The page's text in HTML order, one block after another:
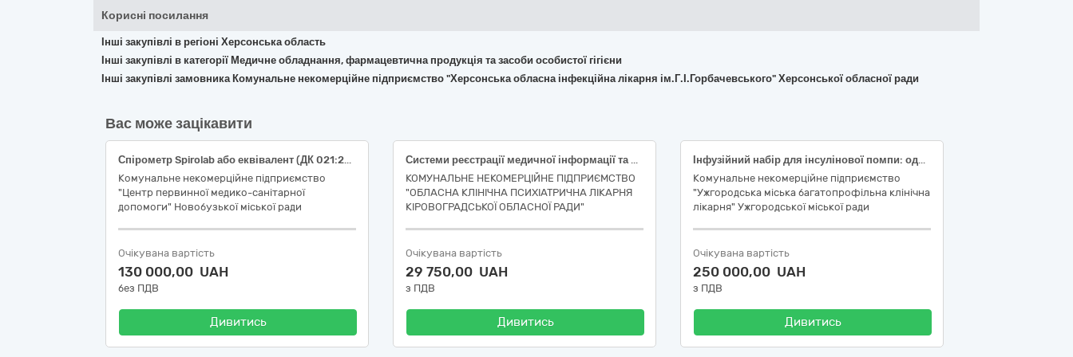
Корисні посилання
Інші закупівлі в регіоні Херсонська область
Інші закупівлі в категорії Медичне обладнання, фармацевтична продукція та засоби особистої гігієни
Інші закупівлі замовника Комунальне некомерційне підприємство "Херсонська обласна інфекційна лікарня ім.Г.І.Горбачевського" Херсонської обласної ради
Вас може зацікавити
Спірометр Spirolab або еквівалент (ДК 021:2015: 33120000-7 «Системи реєстрації медичної інформації та дослідне обладнання»)
Комунальне некомерційне підприємство
"Центр первинної медико-санітарної
допомоги" Новобузької міської ради
Очікувана вартість
130 000,00 UAH
без ПДВ
Дивитись
Системи реєстрації медичної інформації та дослідне обладнання (швидкі тести на наркотики (код НК 031:2024 — W0102160599 Препарати, які викликають залежність/токсикологія швидкі тести і тести на місці – інше; код НК 024:2023 — 42695 Реагент для визначення бупренорфіну, IVD (діагностика in vitro), 46994 Множинні наркотики IVD (діагностика in vitro), набір, імунохроматографічний аналіз, експрес-аналіз)
КОМУНАЛЬНЕ НЕКОМЕРЦІЙНЕ ПІДПРИЄМСТВО
"ОБЛАСНА КЛІНІЧНА ПСИХІАТРИЧНА ЛІКАРНЯ
КІРОВОГРАДСЬКОЇ ОБЛАСНОЇ РАДИ"
Очікувана вартість
29 750,00 UAH
з ПДВ
Дивитись
Інфузійний набір для інсулінової помпи: одноразовий, стерильний, апірогенний, канюля тефлонова 6 мм, кут введення 90°, катетер 60 см, сумісний із резервуаром MiniMed, Medtronic, використовується з пристроєм Quick-serter; Резервуар до інсулінової помпи: одноразовий, стерильний, апірогенний, пластиковий ударостійкий, об’ємом 3 мл, призначений для введення інсуліну, сумісний з інсуліновими помпами MiniMed, Medtronic
Комунальне некомерційне підприємство
"Ужгородська міська багатопрофільна клінічна
лікарня" Ужгородської міської ради
Очікувана вартість
250 000,00 UAH
з ПДВ
Дивитись